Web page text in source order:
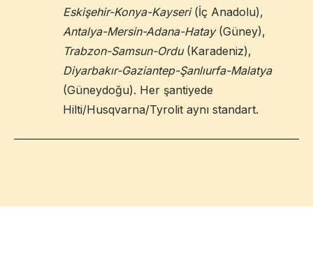
Eskişehir-Konya-Kayseri(İç Anadolu),
Antalya-Mersin-Adana-Hatay(Güney),
Trabzon-Samsun-Ordu(Karadeniz),
Diyarbakır-Gaziantep-Şanlıurfa-Malatya
(Güneydoğu). Her şantiyede
Hilti/Husqvarna/Tyrolit aynı standart.